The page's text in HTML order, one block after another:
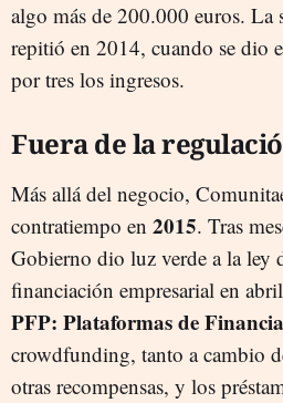
algo más de 200.000 euros. La
repitió en 2014, cuando se dio
por tres los ingresos.
Fuera de la
Más allá del negocio,
contratiempo en 2015. Tras
Gobierno dio luz verde a la ley
financiación empresarial en
PFP: Plataformas de
crowdfunding, tanto a cambio
otras recompensas, y los